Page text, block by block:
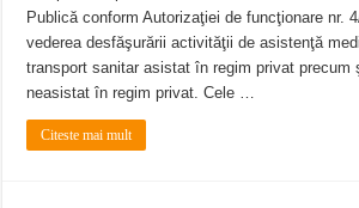
Publică conform Autorizaţiei de funcţionare nr.
vederea desfăşurării activităţii de asistenţă
transport sanitar asistat în regim privat precum
neasistat în regim privat. Cele …
Citeste mai mult